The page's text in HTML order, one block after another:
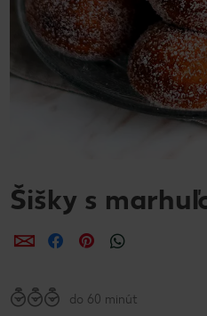
Šišky s
ZdieľaťZdieľaťZdieľať
do 60 minút